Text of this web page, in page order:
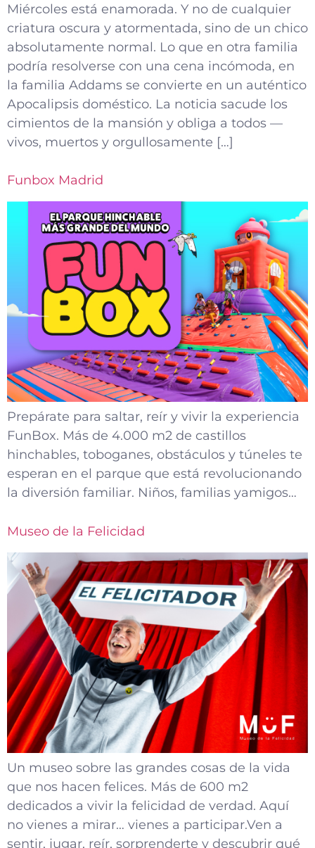
Miércoles está enamorada. Y no de cualquier
criatura oscura y atormentada, sino de un chico
absolutamente normal. Lo que en otra familia
podría resolverse con una cena incómoda, en
la familia Addams se convierte en un auténtico
Apocalipsis doméstico. La noticia sacude los
cimientos de la mansión y obliga a todos —
vivos, muertos y orgullosamente […]
Funbox Madrid
Prepárate para saltar, reír y vivir la experiencia
FunBox. Más de 4.000 m2 de castillos
hinchables, toboganes, obstáculos y túneles te
esperan en el parque que está revolucionando
la diversión familiar. Niños, familias yamigos…
Museo de la Felicidad
Un museo sobre las grandes cosas de la vida
que nos hacen felices. Más de 600 m2
dedicados a vivir la felicidad de verdad. Aquí
no vienes a mirar… vienes a participar.Ven a
sentir, jugar, reír, sorprenderte y descubrir qué